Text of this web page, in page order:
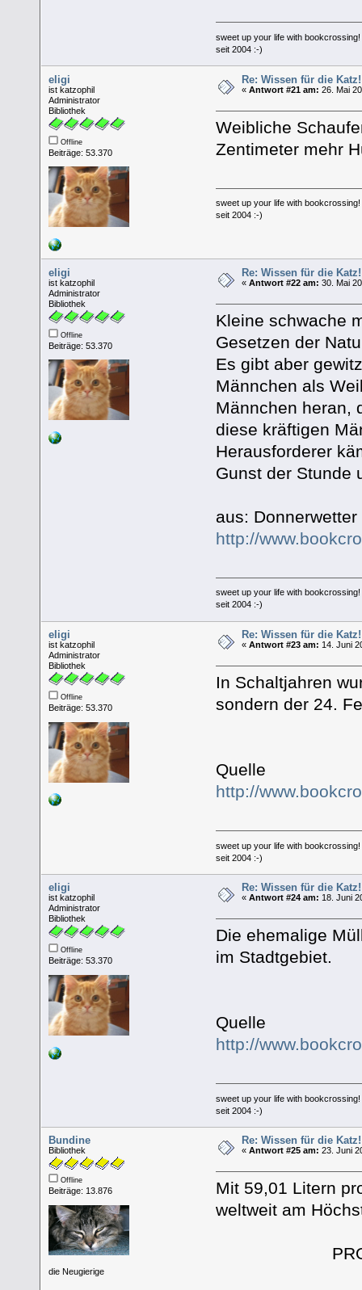
sweet up your life with bookcrossing!
seit 2004 :-)
eligi
ist katzophil
Administrator
Bibliothek
Offline
Beiträge: 53.370
Re: Wissen für die Katz!
«Antwort #21 am: 26. Mai
Weibliche
Zentimeter mehr
sweet up your life with bookcrossing!
seit 2004 :-)
eligi
ist katzophil
Administrator
Bibliothek
Offline
Beiträge: 53.370
Re: Wissen für die Katz!
«Antwort #22 am: 30. Mai
Kleine schwache
Gesetzen der
Es gibt aber
Männchen als
Männchen heran,
diese kräftigen
Herausforderer
Gunst der Stunde
aus:
http://
sweet up your life with bookcrossing!
seit 2004 :-)
eligi
ist katzophil
Administrator
Bibliothek
Offline
Beiträge: 53.370
Re: Wissen für die Katz!
«Antwort #23 am: 14. Juni
In Schaltjahren
sondern der 24.
Quelle
http://
sweet up your life with bookcrossing!
seit 2004 :-)
eligi
ist katzophil
Administrator
Bibliothek
Offline
Beiträge: 53.370
Re: Wissen für die Katz!
«Antwort #24 am: 18. Juni
Die ehemalige
im Stadtgebiet.
Quelle
http://
sweet up your life with bookcrossing!
seit 2004 :-)
Bundine
Bibliothek
Offline
Beiträge: 13.876
die Neugierige
Re: Wissen für die Katz!
«Antwort #25 am: 23. Juni
Mit 59,01 Litern
weltweit am